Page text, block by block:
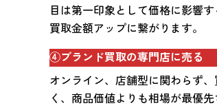
目は第一印象として価格に影響
買取金額アップに繋がります。
④ブランド買取の専門店に売る
オンライン、店舗型に関わらず
く、商品価値よりも相場が最優先